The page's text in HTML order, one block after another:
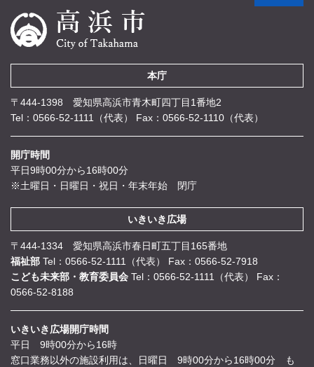
本庁
〒444-1398 愛知県高浜市青木町四丁目1番地2
Tel：0566-52-1111（代表）
Fax：0566-52-1110（代表）
開庁時間
平日9時00分から16時00分
※土曜日・日曜日・祝日・年末年始 閉庁
いきいき広場
〒444-1334 愛知県高浜市春日町五丁目165番地
福祉部 Tel：0566-52-1111（代表）
Fax：0566-52-7918
こども未来部・教育委員会 Tel：0566-52-1111（代表）
Fax：
0566-52-8188
いきいき広場開庁時間
平日 9時00分から16時
窓口業務以外の施設利用は、日曜日 9時00分から16時00分 も